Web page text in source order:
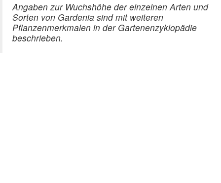
Angaben zur Wuchshöhe der einzelnen Arten und
Sorten von Gardenia sind mit weiteren
Pflanzenmerkmalen in der Gartenenzyklopädie
beschrieben.